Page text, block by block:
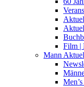
Film |
Mann